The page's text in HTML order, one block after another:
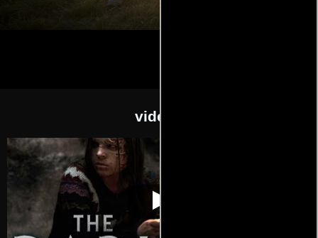
videos
Video de la película The Dark